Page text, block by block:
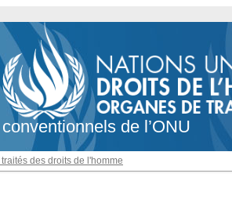
conventionnels de l’ONU
des droits de l'homme